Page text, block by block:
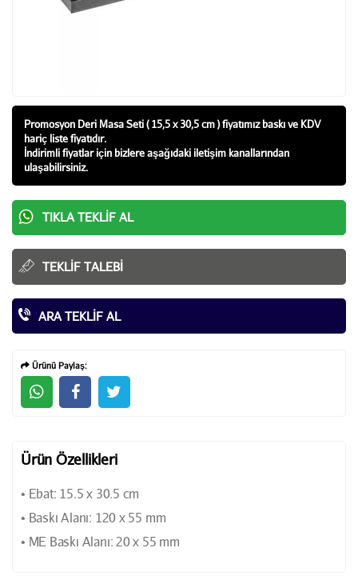
Promosyon Deri Masa Seti ( 15,5 x 30,5 cm ) fiyatımız baskı ve KDV
hariç liste fiyatıdır.
İndirimli fiyatlar için bizlere aşağıdaki iletişim kanallarından
ulaşabilirsiniz.
TIKLA TEKLIF AL
TEKLIF TALEBI
ARA TEKLIF AL
Ürünü Paylaş:
Ürün Özellikleri
• Ebat: 15.5 x 30.5 cm
• Baskı Alanı: 120 x 55 mm
• ME Baskı Alanı: 20 x 55 mm